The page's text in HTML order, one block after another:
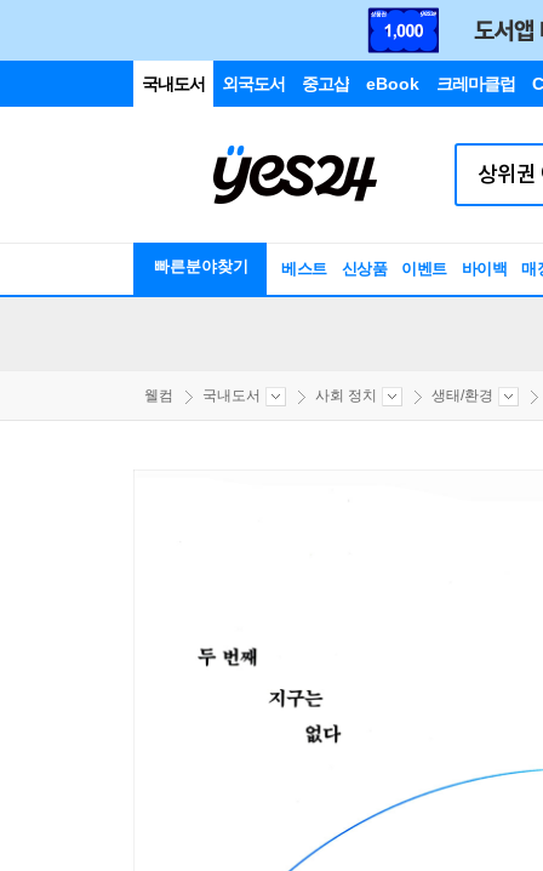
국내도서 외국도서 중고샵 eBook 크레마클럽
빠른분야찾기 베스트 신상품 이벤트 바이백 매
웰컴 국내도서 사회 정치 생태/환경